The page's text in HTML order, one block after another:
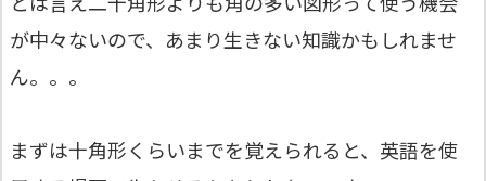
が中々ないので、あまり生きない知識かもしれませ
ん。。。
まずは十角形くらいまでを覚えられると、英語を使